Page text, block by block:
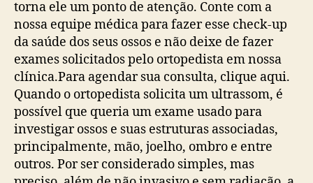
torna ele um ponto de atenção. Conte com a
nossa equipe médica para fazer esse check-up
da saúde dos seus ossos e não deixe de fazer
exames solicitados pelo ortopedista em nossa
clínica.Para agendar sua consulta, clique aqui.
Quando o ortopedista solicita um ultrassom, é
possível que queria um exame usado para
investigar ossos e suas estruturas associadas,
principalmente, mão, joelho, ombro e entre
outros. Por ser considerado simples, mas